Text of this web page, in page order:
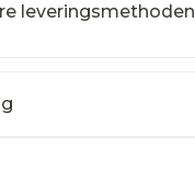
leveringsmethoden